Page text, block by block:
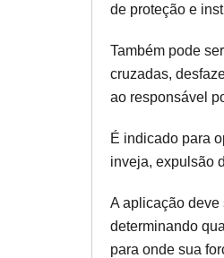
de proteção e
Também pode
cruzadas,
ao responsável
É indicado para
inveja, expulsão
A aplicação deve
determinando
para onde sua